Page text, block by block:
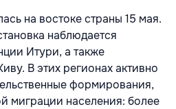
на востоке страны 15 мая.
наблюдается
Итури, а также
В этих регионах активно
формирования,
миграции населения: более